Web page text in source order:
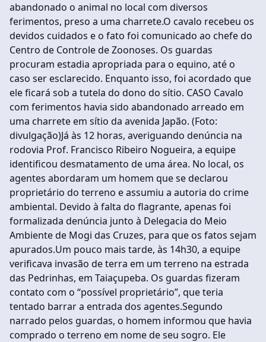
abandonado o animal no local com diversos
ferimentos, preso a uma charrete.O cavalo recebeu os
devidos cuidados e o fato foi comunicado ao chefe do
Centro de Controle de Zoonoses. Os guardas
procuram estadia apropriada para o equino, até o
caso ser esclarecido. Enquanto isso, foi acordado que
ele ficará sob a tutela do dono do sítio. CASO Cavalo
com ferimentos havia sido abandonado arreado em
uma charrete em sítio da avenida Japão. (Foto:
divulgação)Já às 12 horas, averiguando denúncia na
rodovia Prof. Francisco Ribeiro Nogueira, a equipe
identificou desmatamento de uma área. No local, os
agentes abordaram um homem que se declarou
proprietário do terreno e assumiu a autoria do crime
ambiental. Devido à falta do flagrante, apenas foi
formalizada denúncia junto à Delegacia do Meio
Ambiente de Mogi das Cruzes, para que os fatos sejam
apurados.Um pouco mais tarde, às 14h30, a equipe
verificava invasão de terra em um terreno na estrada
das Pedrinhas, em Taiaçupeba. Os guardas fizeram
contato com o “possível proprietário”, que teria
tentado barrar a entrada dos agentes.Segundo
narrado pelos guardas, o homem informou que havia
comprado o terreno em nome de seu sogro. Ele